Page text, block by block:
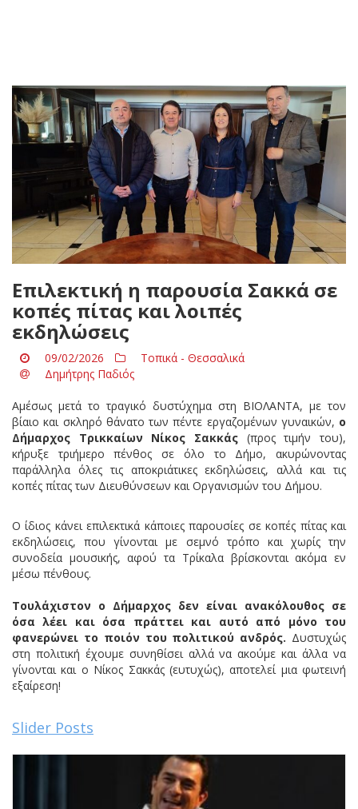
Επιλεκτική η παρουσία Σακκά σε
κοπές πίτας και λοιπές
εκδηλώσεις
09/02/2026
Τοπικά - Θεσσαλικά
Δημήτρης Παδιός
Αμέσως μετά το τραγικό δυστύχημα στη ΒΙΟΛΑΝΤΑ, με τον
βίαιο και σκληρό θάνατο των πέντε εργαζομένων γυναικών, ο
Δήμαρχος Τρικκαίων Νίκος Σακκάς (προς τιμήν του),
κήρυξε τριήμερο πένθος σε όλο το Δήμο, ακυρώνοντας
παράλληλα όλες τις αποκριάτικες εκδηλώσεις, αλλά και τις
κοπές πίτας των Διευθύνσεων και Οργανισμών του Δήμου.
Ο ίδιος κάνει επιλεκτικά κάποιες παρουσίες σε κοπές πίτας και
εκδηλώσεις, που γίνονται με σεμνό τρόπο και χωρίς την
συνοδεία μουσικής, αφού τα Τρίκαλα βρίσκονται ακόμα εν
μέσω πένθους.
Τουλάχιστον ο Δήμαρχος δεν είναι ανακόλουθος σε
όσα λέει και όσα πράττει και αυτό από μόνο του
φανερώνει το ποιόν του πολιτικού ανδρός. Δυστυχώς
στη πολιτική έχουμε συνηθίσει αλλά να ακούμε και άλλα να
γίνονται και ο Νίκος Σακκάς (ευτυχώς), αποτελεί μια φωτεινή
εξαίρεση!
Slider Posts